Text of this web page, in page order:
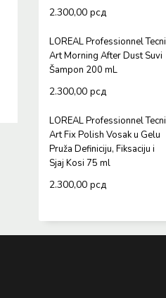
2.300,00 рсд
LOREAL Professionnel Tecni
Art Morning After Dust Suvi
Šampon 200 mL
2.300,00 рсд
LOREAL Professionnel Tecni
Art Fix Polish Vosak u Gelu
Pruža Definiciju, Fiksaciju i
Sjaj Kosi 75 ml
2.300,00 рсд